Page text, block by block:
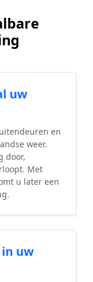
uw
en
weer.
door,
Met
u later een
uw